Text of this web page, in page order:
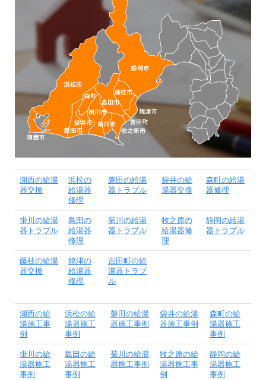
湖西の給湯
器交換
浜松の
給湯器
修理
磐田の給湯
器トラブル
袋井の給
湯器交換
森町の給湯
器修理
掛川の給湯
器トラブル
島田の
給湯器
修理
菊川の給湯
器トラブル
牧之原の
給湯器修
理
静岡の給湯
器トラブル
藤枝の給湯
器交換
焼津の
給湯器
修理
吉田町の給
湯器トラブ
ル
湖西の給
湯施工事
例
浜松の給
湯器施工
事例
磐田の給湯
器施工事例
袋井の給湯
器施工事例
森町の給
湯器施工
事例
掛川の給
湯器施工
事例
島田の給
湯器施工
事例
菊川の給湯
器施工事例
牧之原の給
湯器施工事
例
静岡の給
湯器施工
事例